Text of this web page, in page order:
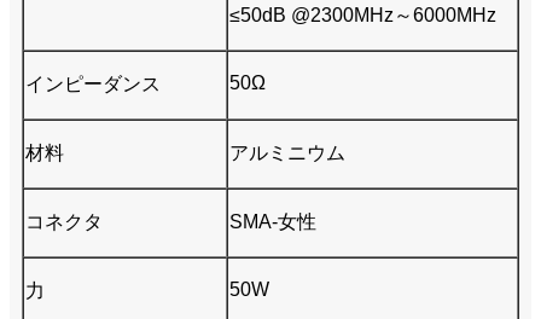
≤50dB @2300MHz～6000MHz
インピーダンス 50Ω
材料 アルミニウム
コネクタ SMA-女性
力 50W